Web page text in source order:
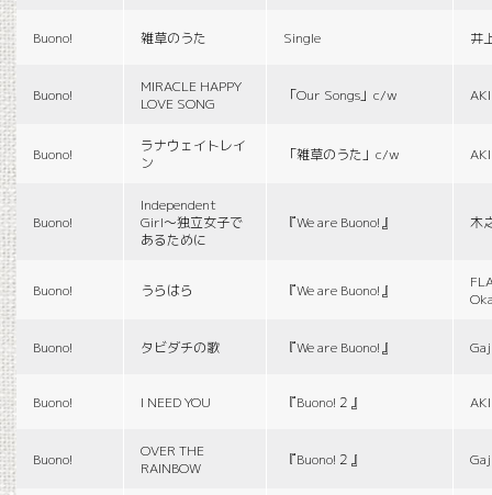
Buono! 雑草のうた Single 井
Buono!
MIRACLE HAPPY
LOVE SONG
「Our Songs」c/w
Buono!
ラナウェイトレイ
ン
「雑草のうた」c/w
Buono!
Independent
Girl〜独立女子で
あるために
『We are Buono!』 木
Buono! うらはら 『We are Buono!』
Buono! タビダチの歌 『We are Buono!』
Buono! I NEED YOU 『Buono!２』
Buono!
OVER THE
RAINBOW
『Buono!２』